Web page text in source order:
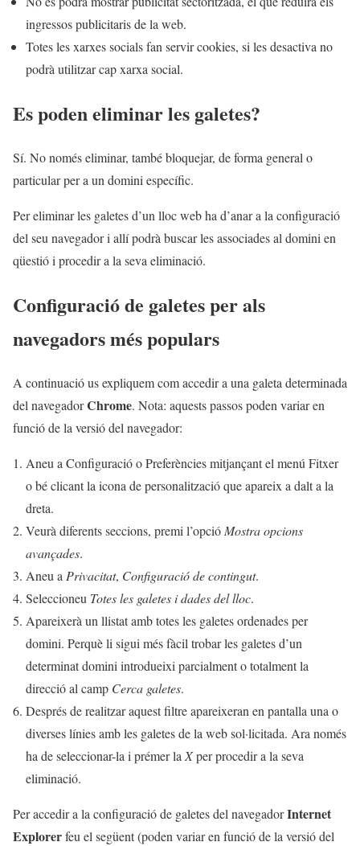
ingressos publicitaris de la web.
Totes les xarxes socials fan servir cookies, si les desactiva no
podrà utilitzar cap xarxa social.
Es poden eliminar les galetes?
Sí. No només eliminar, també bloquejar, de forma general o
particular per a un domini específic.
Per eliminar les galetes d’un lloc web ha d’anar a la configuració
del seu navegador i allí podrà buscar les associades al domini en
qüestió i procedir a la seva eliminació.
Configuració de galetes per als
navegadors més populars
A continuació us expliquem com accedir a una galeta determinada
del navegadorChrome. Nota: aquests passos poden variar en
funció de la versió del navegador:
Aneu a Configuració o Preferències mitjançant el menú Fitxer
o bé clicant la icona de personalització que apareix a dalt a la
dreta.
Veurà diferents seccions, premi l’opció Mostra opcions
avançades.
Aneu a Privacitat, Configuració de contingut.
Seleccioneu Totes les galetes i dades del lloc.
Apareixerà un llistat amb totes les galetes ordenades per
domini. Perquè li sigui més fàcil trobar les galetes d’un
determinat domini introdueixi parcialment o totalment la
direcció al camp Cerca galetes.
Després de realitzar aquest filtre apareixeran en pantalla una o
diverses línies amb les galetes de la web sol·licitada. Ara només
ha de seleccionar-la i prémer la Xper procedir a la seva
eliminació.
Per accedir a la configuració de galetes del navegadorInternet
Explorerfeu el següent (poden variar en funció de la versió del